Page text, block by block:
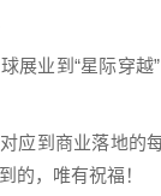
展业到“星际穿
应到商业落地的
的，唯有祝福！